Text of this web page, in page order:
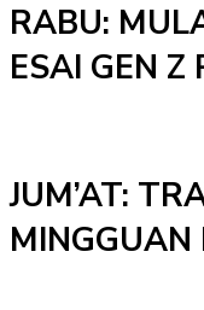
RABU:
ESAI GEN Z
JUM’AT:
MINGGUAN